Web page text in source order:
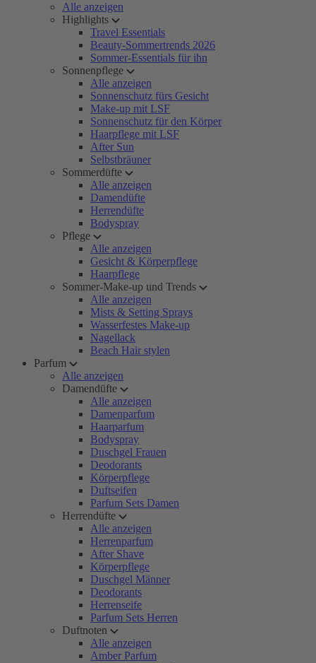
Alle anzeigen
Highlights
Travel Essentials
Beauty-Sommertrends 2026
Sommer-Essentials für ihn
Sonnenpflege
Alle anzeigen
Sonnenschutz fürs Gesicht
Make-up mit LSF
Sonnenschutz für den Körper
Haarpflege mit LSF
After Sun
Selbstbräuner
Sommerdüfte
Alle anzeigen
Damendüfte
Herrendüfte
Bodyspray
Pflege
Alle anzeigen
Gesicht & Körperpflege
Haarpflege
Sommer-Make-up und Trends
Alle anzeigen
Mists & Setting Sprays
Wasserfestes Make-up
Nagellack
Beach Hair stylen
Parfum
Alle anzeigen
Damendüfte
Alle anzeigen
Damenparfum
Haarparfum
Bodyspray
Duschgel Frauen
Deodorants
Körperpflege
Duftseifen
Parfum Sets Damen
Herrendüfte
Alle anzeigen
Herrenparfum
After Shave
Körperpflege
Duschgel Männer
Deodorants
Herrenseife
Parfum Sets Herren
Duftnoten
Alle anzeigen
Amber Parfum